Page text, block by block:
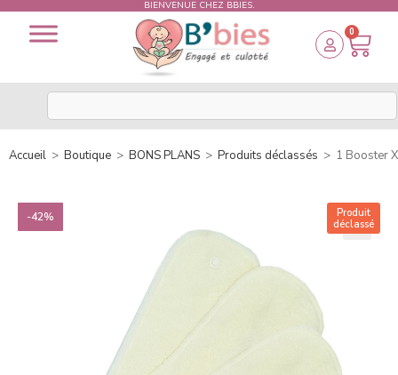
BIENVENUE CHEZ BBIES.
0
Accueil > Boutique > BONS PLANS > Produits déclassés > 1 Booster
-42%
Produit
déclassé